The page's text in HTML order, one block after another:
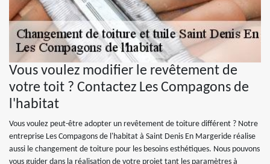
Vous voulez modifier le revêtement de
votre toit ? Contactez Les Compagons de
l'habitat
Vous voulez peut-être adopter un revêtement de toiture différent ? Notre
entreprise Les Compagons de l'habitat à Saint Denis En Margeride réalise
aussi le changement de toiture pour les besoins esthétiques. Nous pouvons
vous guider dans la réalisation de votre projet tant les paramètres à